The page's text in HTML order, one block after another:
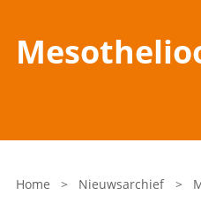
Home > Nieuwsarchief >